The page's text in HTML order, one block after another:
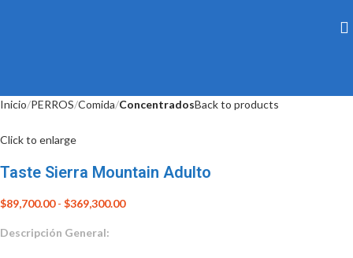
Inicio PERROS Comida ConcentradosBack to products
Click to enlarge
Taste Sierra Mountain Adulto
$89,700.00 - $369,300.00
Descripción General: